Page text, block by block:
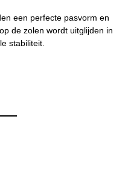
een perfecte pasvorm en
de zolen wordt uitglijden in
stabiliteit.